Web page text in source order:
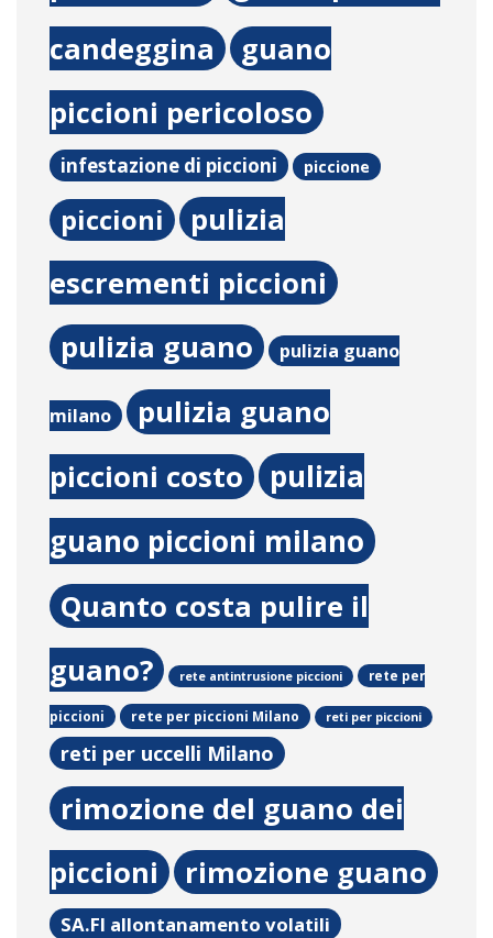
candeggina
guano
piccioni pericoloso
infestazione di piccioni piccione
piccioni
pulizia
escrementi piccioni
pulizia guano pulizia guano
milano
pulizia guano
piccioni costo
pulizia
guano piccioni milano
Quanto costa pulire il
guano?
rete antintrusione piccioni rete per
piccioni rete per piccioni Milano reti per piccioni
reti per uccelli Milano
rimozione del guano dei
piccioni
rimozione guano
SA.FI allontanamento volatili